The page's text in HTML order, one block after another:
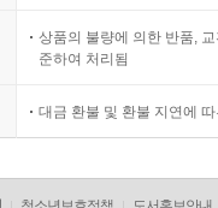
상품의 불량에 의한 반품,
준하여 처리됨
대금 환불 및 환불 지연에